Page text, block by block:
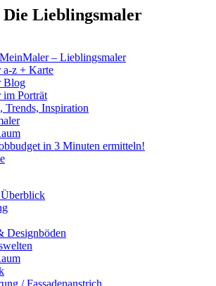
Lieblingsmaler
– Lieblingsmaler
a-z + Karte
Blog
im Porträt
Trends, Inspiration
in 3 Minuten ermitteln!
Designböden
/ Fassadenanstrich